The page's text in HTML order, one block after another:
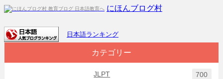
にほんブログ村
日本語ランキング
カテゴリー
JLPT 700